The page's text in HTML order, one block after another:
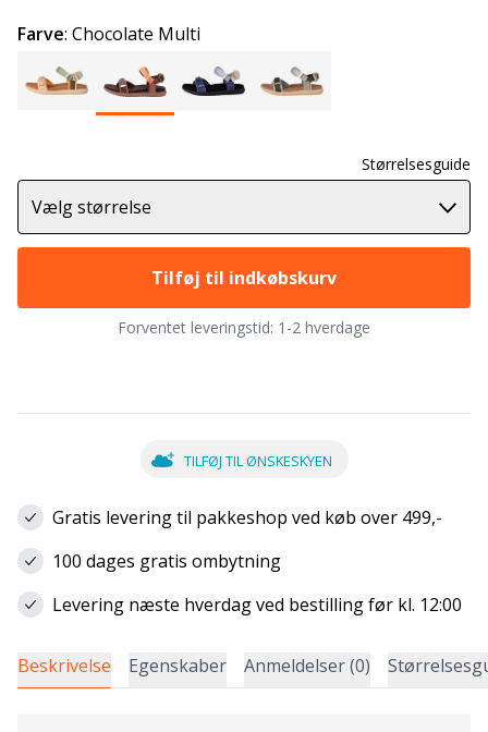
Farve: Chocolate Multi
Størrelsesguide
Vælg størrelse
Tilføj til indkøbskurv
Forventet leveringstid: 1-2 hverdage
TILFØJ TIL ØNSKESKYEN
Gratis levering til pakkeshop ved køb over 499,-
100 dages gratis ombytning
Levering næste hverdag ved bestilling før kl. 12:00
Beskrivelse Egenskaber Anmeldelser (0)